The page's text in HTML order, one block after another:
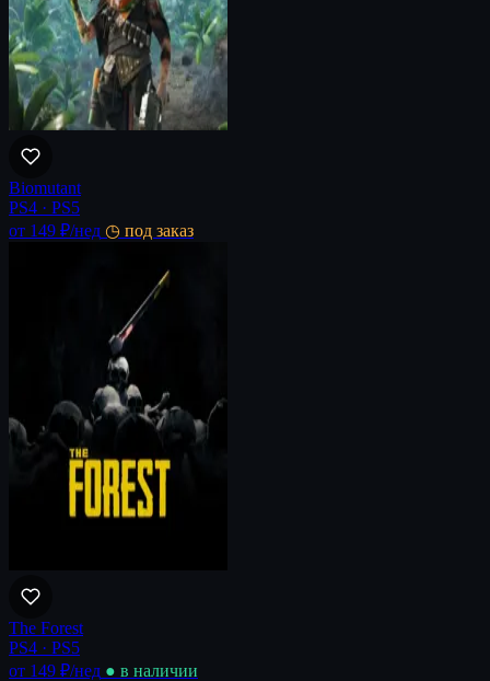
Biomutant
PS4 · PS5
от 149 ₽/нед ◷ под заказ
The Forest
PS4 · PS5
от 149 ₽/нед ● в наличии